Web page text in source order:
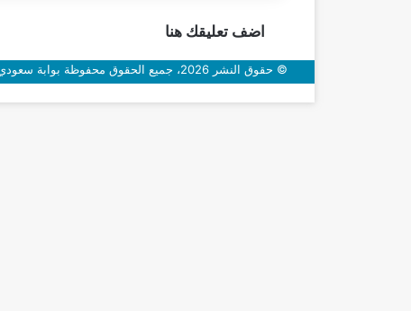
اضف تعليقك هنا
© حقوق النشر 2026، جميع الحقوق محفوظة بوابة سعودي اون